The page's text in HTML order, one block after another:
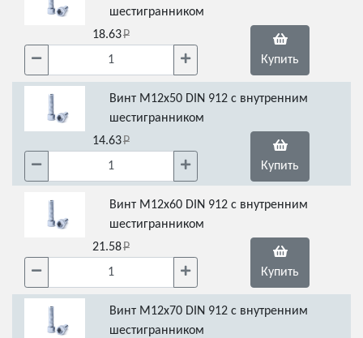
шестигранником
18.63
Купить
Винт М12х50 DIN 912 с внутренним
шестигранником
14.63
Купить
Винт М12х60 DIN 912 с внутренним
шестигранником
21.58
Купить
Винт М12х70 DIN 912 с внутренним
шестигранником